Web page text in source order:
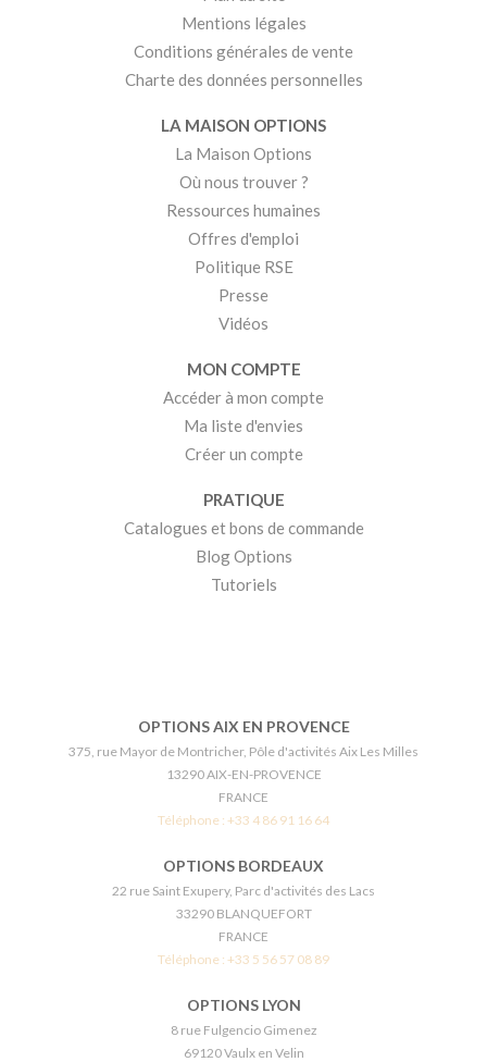
Mentions légales
Conditions générales de vente
Charte des données personnelles
LA MAISON OPTIONS
La Maison Options
Où nous trouver ?
Ressources humaines
Offres d'emploi
Politique RSE
Presse
Vidéos
MON COMPTE
Accéder à mon compte
Ma liste d'envies
Créer un compte
PRATIQUE
Catalogues et bons de commande
Blog Options
Tutoriels
OPTIONS AIX EN PROVENCE
375, rue Mayor de Montricher, Pôle d'activités Aix Les Milles
13290 AIX-EN-PROVENCE
FRANCE
Téléphone : +33 4 86 91 16 64
OPTIONS BORDEAUX
22 rue Saint Exupery, Parc d'activités des Lacs
33290 BLANQUEFORT
FRANCE
Téléphone : +33 5 56 57 08 89
OPTIONS LYON
8 rue Fulgencio Gimenez
69120 Vaulx en Velin